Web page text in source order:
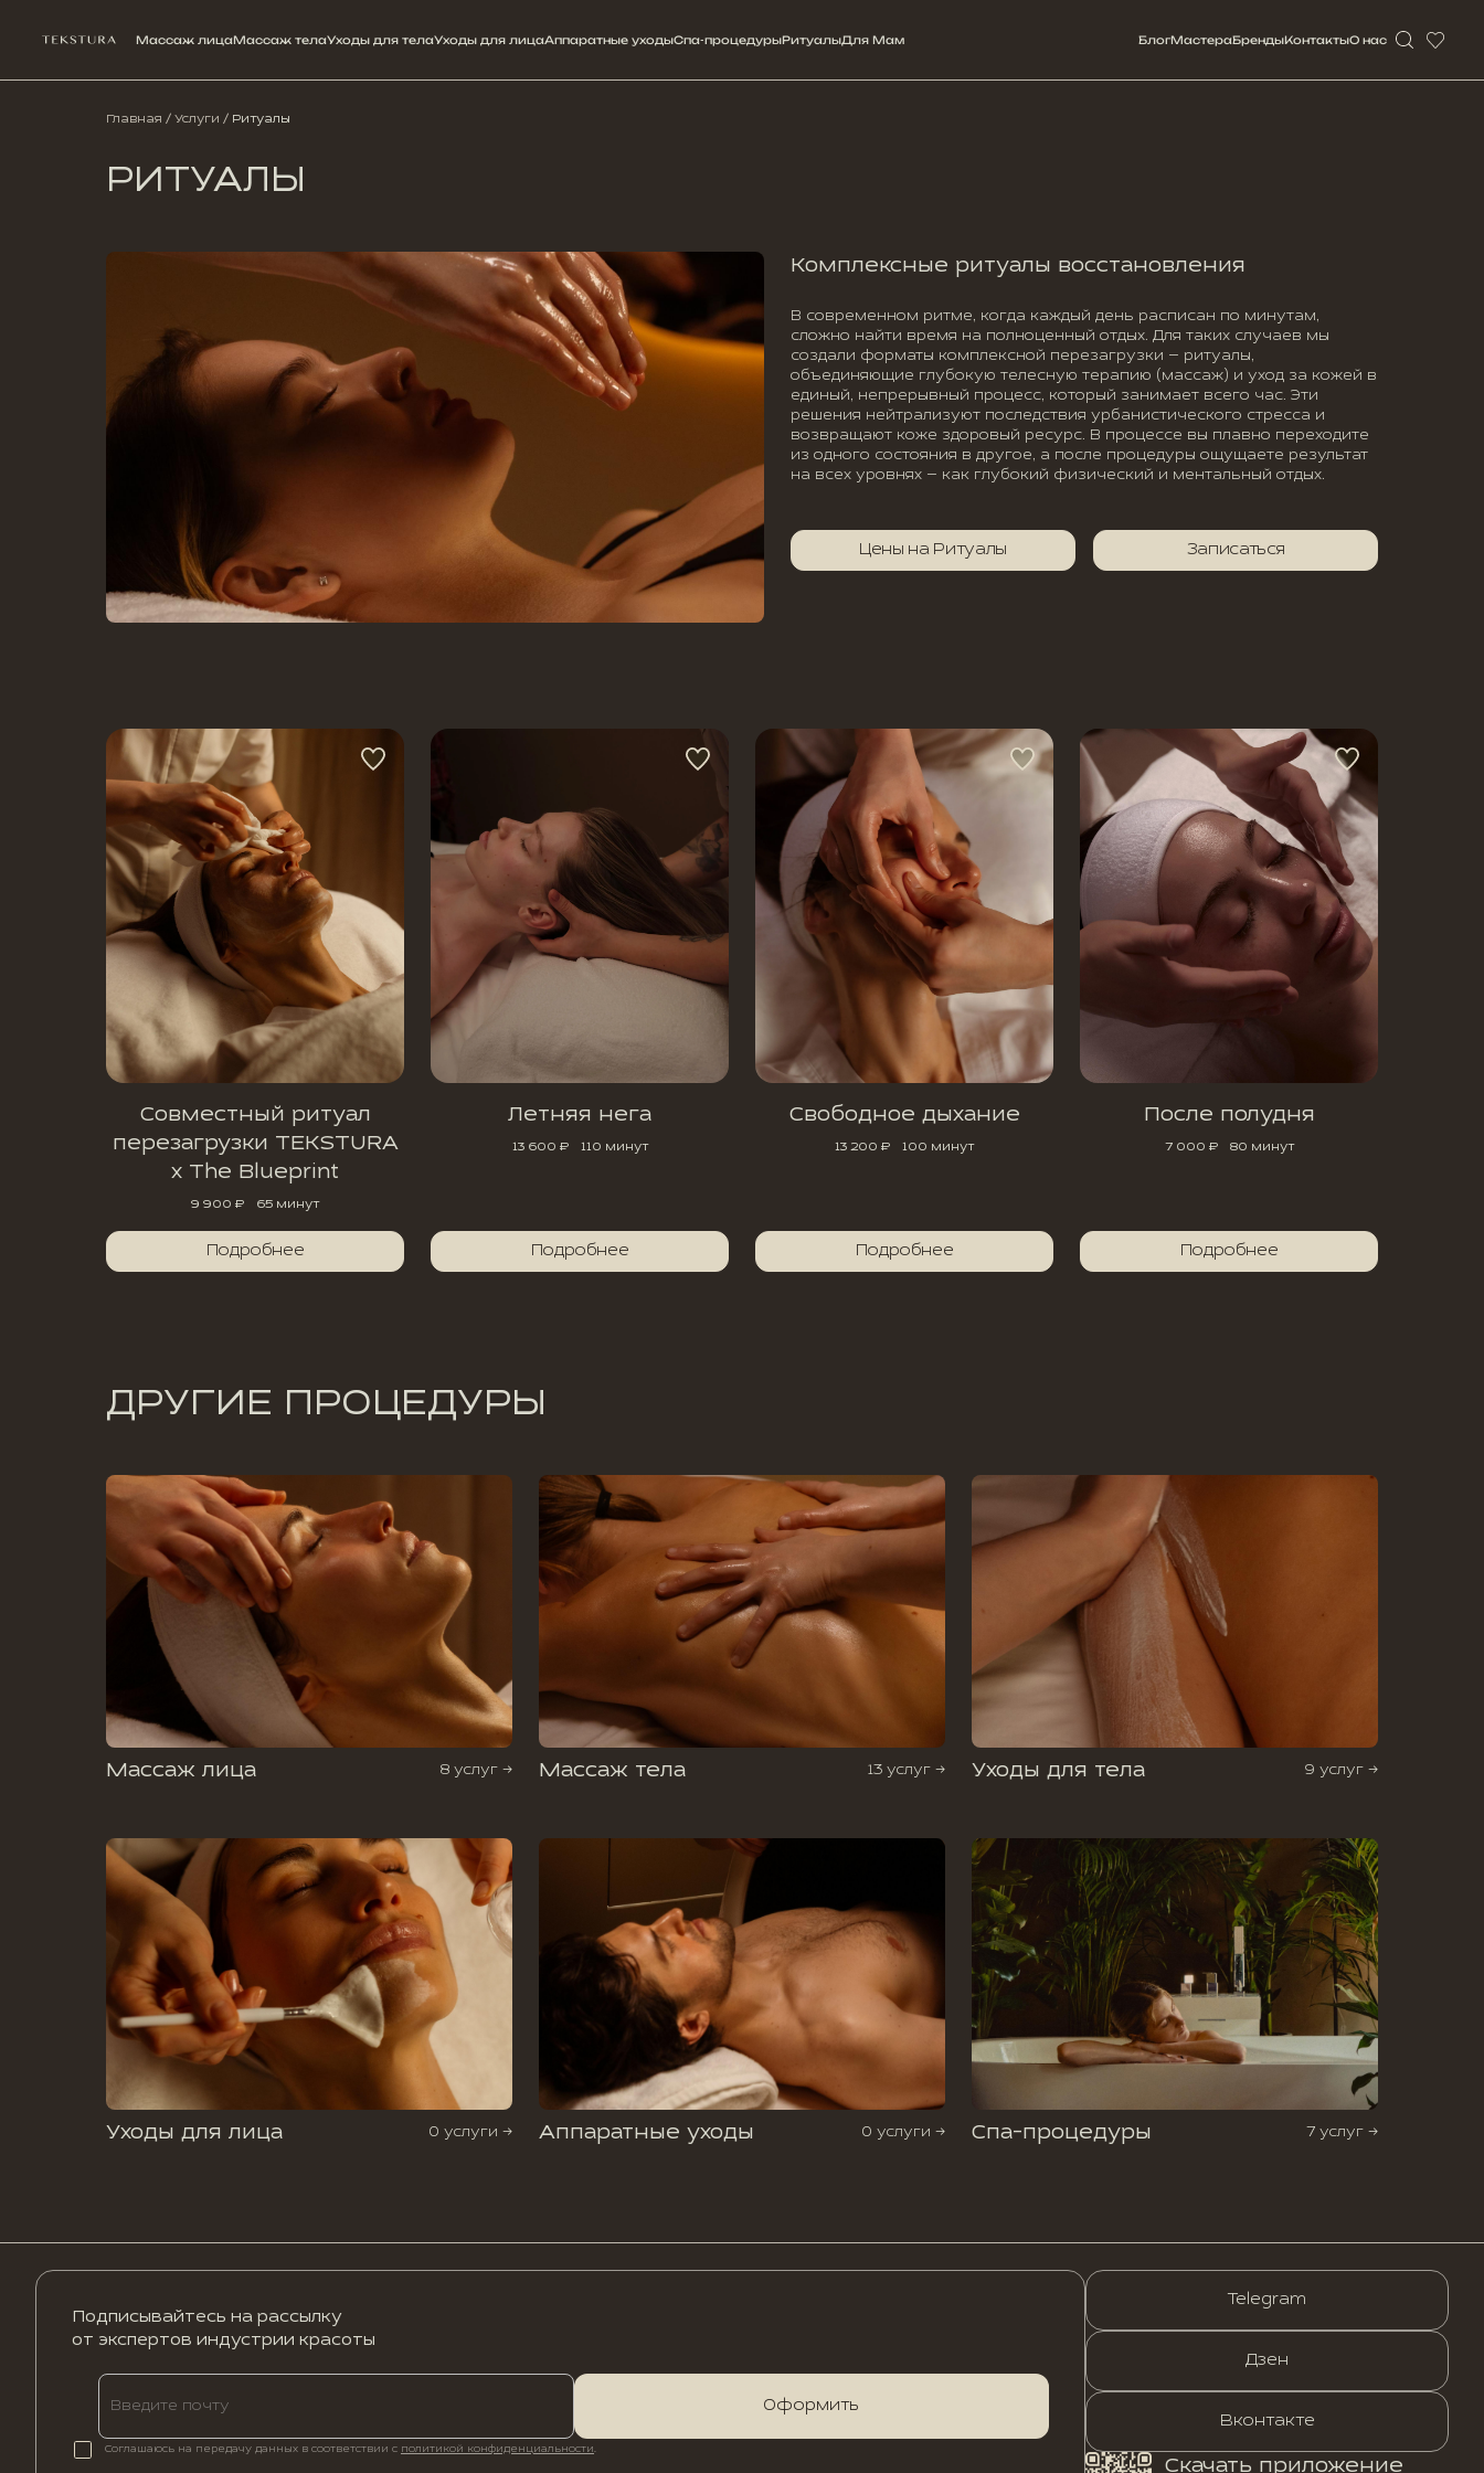
Массаж лицаМассаж телаУходы для телаУходы для лицаАппаратные уходыСпа-процедурыРитуалыДля Мам БлогМастерaБрендыКонтактыО нас
Главная / Услуги / Ритуалы
РИТУАЛЫ
Комплексные ритуалы восстановления
В современном ритме, когда каждый день расписан по минутам,
сложно найти время на полноценный отдых. Для таких случаев мы
создали форматы комплексной перезагрузки — ритуалы,
объединяющие глубокую телесную терапию (массаж) и уход за кожей в
единый, непрерывный процесс, который занимает всего час. Эти
решения нейтрализуют последствия урбанистического стресса и
возвращают коже здоровый ресурс. В процессе вы плавно переходите
из одного состояния в другое, а после процедуры ощущаете результат
на всех уровнях — как глубокий физический и ментальный отдых.
Цены на Ритуалы Записаться
Совместный ритуал
перезагрузки TEKSTURA
x The Blueprint
9 900 ₽ 65 минут
Подробнее
Летняя нега
13 600 ₽ 110 минут
Подробнее
Свободное дыхание
13 200 ₽ 100 минут
Подробнее
После полудня
7 000 ₽ 80 минут
Подробнее
ДРУГИЕ ПРОЦЕДУРЫ
Массаж лица 8 услуг → Массаж тела 13 услуг → Уходы для тела 9 услуг →
Уходы для лица 0 услуги → Аппаратные уходы 0 услуги → Спа-процедуры 7 услуг →
Подписывайтесь на рассылку
от экспертов индустрии красоты
Оформить
Соглашаюсь на передачу данных в соответствии с политикой конфиденциальности.
Telegram
Дзен
Вконтакте
Скачать приложение